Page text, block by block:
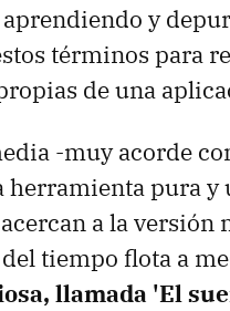
y
términos para
de una
-muy acorde
pura y
a la versión
tiempo flota a
llamada 'El